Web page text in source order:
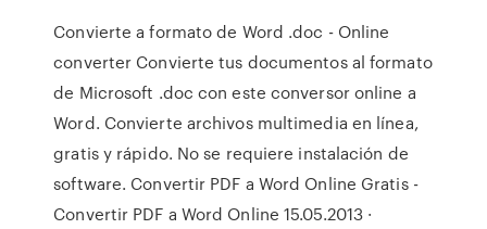
Convierte a formato de Word .doc - Online
converter Convierte tus documentos al formato
de Microsoft .doc con este conversor online a
Word. Convierte archivos multimedia en línea,
gratis y rápido. No se requiere instalación de
software. Convertir PDF a Word Online Gratis -
Convertir PDF a Word Online 15.05.2013 ·